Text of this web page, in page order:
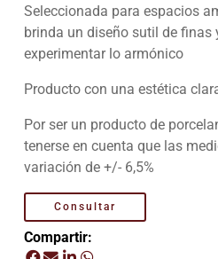
Seleccionada para espacios
brinda un diseño sutil de finas
experimentar lo armónico
Producto con una estética
Por ser un producto de
tenerse en cuenta que las
variación de +/- 6,5%
Consultar
Compartir: